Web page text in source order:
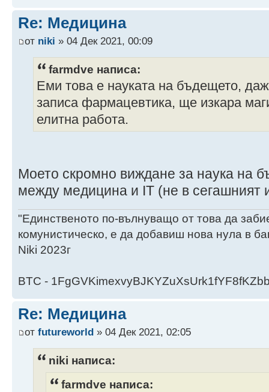
Re: Медицина
от niki » 04 Дек 2021, 00:09
farmdve написа:
Еми това е науката на бъдещето,
записа фармацевтика, ще изкара
елитна работа.
Моето скромно виждане за наука на
между медицина и IT (не в сегашният
"Единственото по-вълнуващо от това да
комунистическо, е да добавиш нова нула в
Niki 2023г
BTC -
Re: Медицина
от futureworld » 04 Дек 2021, 02:05
niki написа:
farmdve написа: